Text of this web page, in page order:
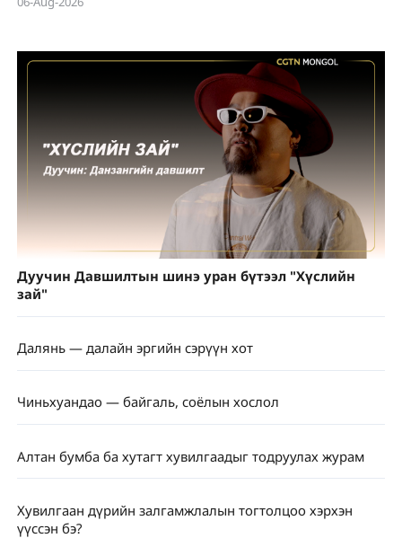
Дуучин Давшилтын шинэ уран бүтээл "Хүслийн
зай"
Далянь — далайн эргийн сэрүүн хот
Чиньхуандао — байгаль, соёлын хослол
Алтан бумба ба хутагт хувилгаадыг тодруулах журам
Хувилгаан дүрийн залгамжлалын тогтолцоо хэрхэн
үүссэн бэ?